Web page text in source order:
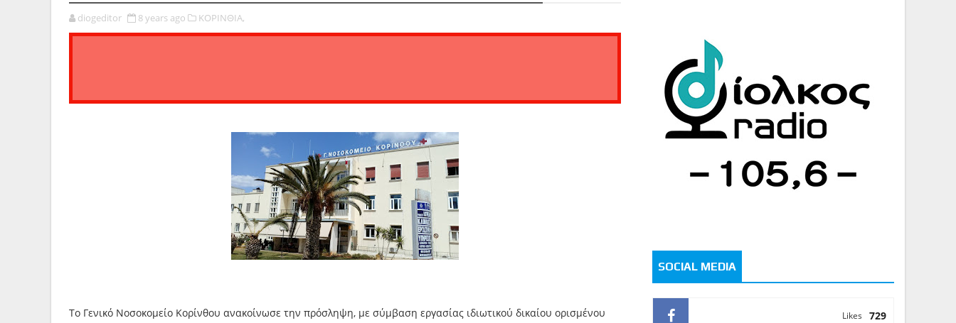
diogeditor 8 years ago ΚΟΡΙΝΘΙΑ,
Το Γενικό Νοσοκομείο Κορίνθου ανακοίνωσε την πρόσληψη, με σύμβαση εργασίας ιδιωτικού δικαίου ορισμένου
SOCIAL MEDIA
729
Likes